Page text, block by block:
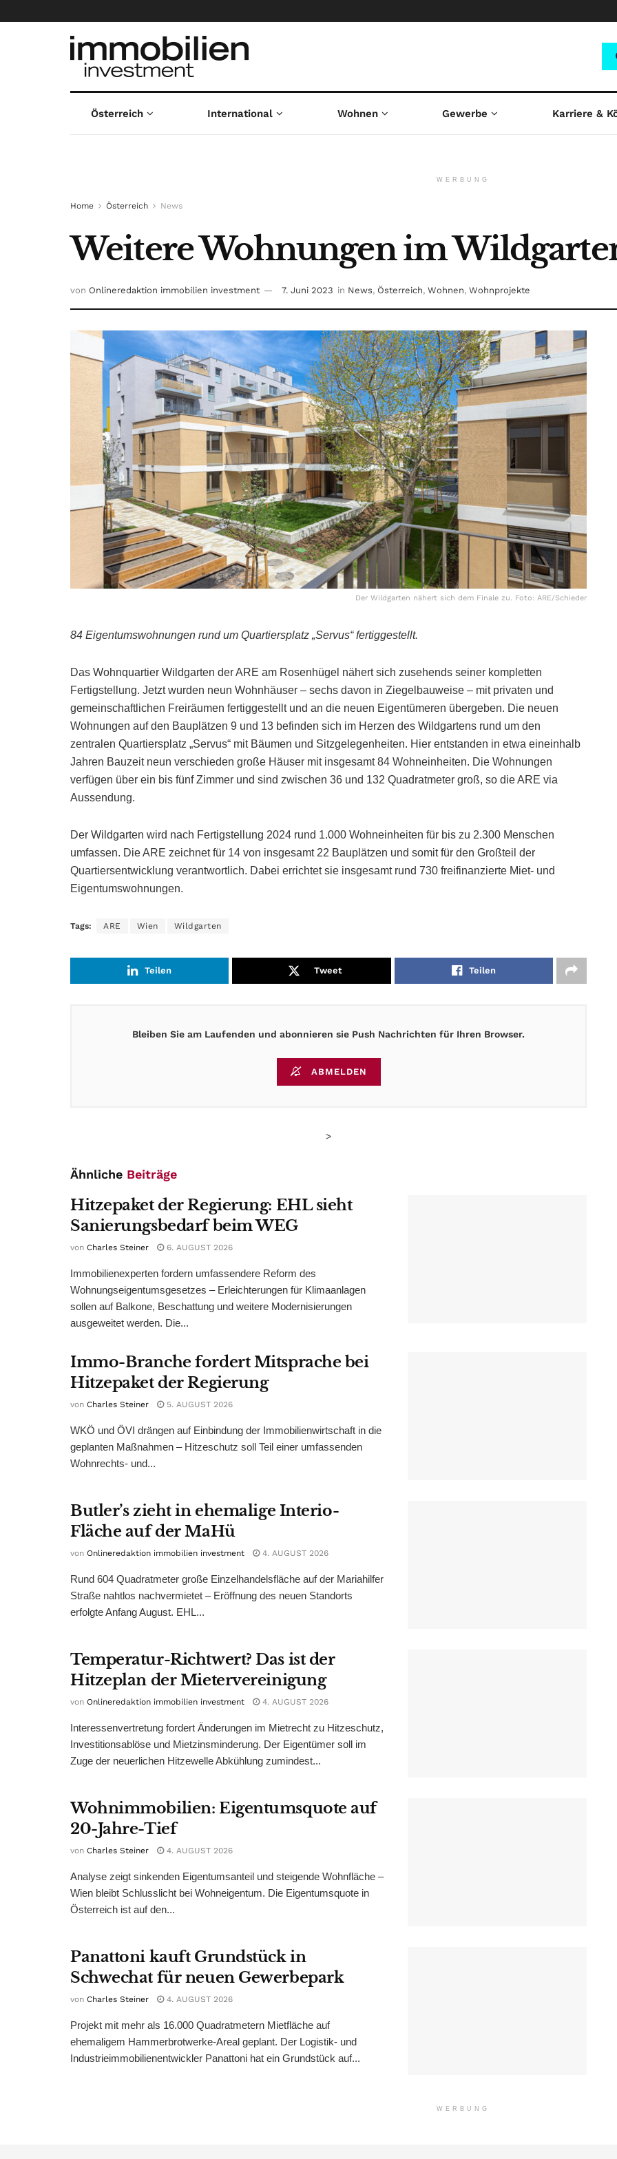
Österreich International Wohnen Gewerbe Karriere &
WERBUNG
Home Österreich News
Weitere Wohnungen im
von Onlineredaktion immobilien investment 7. Juni 2023 in News, Österreich, Wohnen, Wohnprojekte
Der Wildgarten nähert sich dem Finale zu. Foto: ARE/Schieder
84 Eigentumswohnungen rund um Quartiersplatz „Servus“ fertiggestellt.
Das Wohnquartier Wildgarten der ARE am Rosenhügel nähert sich zusehends seiner kompletten
Fertigstellung. Jetzt wurden neun Wohnhäuser – sechs davon in Ziegelbauweise – mit privaten und
gemeinschaftlichen Freiräumen fertiggestellt und an die neuen Eigentümeren übergeben. Die neuen
Wohnungen auf den Bauplätzen 9 und 13 befinden sich im Herzen des Wildgartens rund um den
zentralen Quartiersplatz „Servus“ mit Bäumen und Sitzgelegenheiten. Hier entstanden in etwa eineinhalb
Jahren Bauzeit neun verschieden große Häuser mit insgesamt 84 Wohneinheiten. Die Wohnungen
verfügen über ein bis fünf Zimmer und sind zwischen 36 und 132 Quadratmeter groß, so die ARE via
Aussendung.
Der Wildgarten wird nach Fertigstellung 2024 rund 1.000 Wohneinheiten für bis zu 2.300 Menschen
umfassen. Die ARE zeichnet für 14 von insgesamt 22 Bauplätzen und somit für den Großteil der
Quartiersentwicklung verantwortlich. Dabei errichtet sie insgesamt rund 730 freifinanzierte Miet- und
Eigentumswohnungen.
Tags: ARE Wien Wildgarten
Teilen Tweet Teilen
Bleiben Sie am Laufenden und abonnieren sie Push Nachrichten für Ihren Browser.
ABMELDEN
>
Ähnliche Beiträge
Hitzepaket der Regierung: EHL sieht
Sanierungsbedarf beim WEG
von Charles Steiner 6. AUGUST 2026
Immobilienexperten fordern umfassendere Reform des
Wohnungseigentumsgesetzes – Erleichterungen für Klimaanlagen
sollen auf Balkone, Beschattung und weitere Modernisierungen
ausgeweitet werden. Die...
Immo-Branche fordert Mitsprache bei
Hitzepaket der Regierung
von Charles Steiner 5. AUGUST 2026
WKÖ und ÖVI drängen auf Einbindung der Immobilienwirtschaft in die
geplanten Maßnahmen – Hitzeschutz soll Teil einer umfassenden
Wohnrechts- und...
Butler’s zieht in ehemalige Interio-
Fläche auf der MaHü
von Onlineredaktion immobilien investment 4. AUGUST 2026
Rund 604 Quadratmeter große Einzelhandelsfläche auf der Mariahilfer
Straße nahtlos nachvermietet – Eröffnung des neuen Standorts
erfolgte Anfang August. EHL...
Temperatur-Richtwert? Das ist der
Hitzeplan der Mietervereinigung
von Onlineredaktion immobilien investment 4. AUGUST 2026
Interessenvertretung fordert Änderungen im Mietrecht zu Hitzeschutz,
Investitionsablöse und Mietzinsminderung. Der Eigentümer soll im
Zuge der neuerlichen Hitzewelle Abkühlung zumindest...
Wohnimmobilien: Eigentumsquote auf
20-Jahre-Tief
von Charles Steiner 4. AUGUST 2026
Analyse zeigt sinkenden Eigentumsanteil und steigende Wohnfläche –
Wien bleibt Schlusslicht bei Wohneigentum. Die Eigentumsquote in
Österreich ist auf den...
Panattoni kauft Grundstück in
Schwechat für neuen Gewerbepark
von Charles Steiner 4. AUGUST 2026
Projekt mit mehr als 16.000 Quadratmetern Mietfläche auf
ehemaligem Hammerbrotwerke-Areal geplant. Der Logistik- und
Industrieimmobilienentwickler Panattoni hat ein Grundstück auf...
WERBUNG